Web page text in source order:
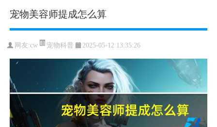
宠物美容师提成怎么算
网友:cw 宠物科普 2025-05-12 13:35:26